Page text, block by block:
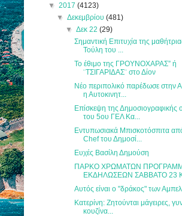
▼ 2017 (4123)
▼Δεκεμβρίου(481)
▼ Δεκ 22 (29)
Σημαντική Επιτυχία της
Τούλη του ...
Το έθιμο της ΓΡΟΥΝΟΧΑΡΑΣ” ή
¨ΤΣΙΓΑΡΙΔΑΣ¨ στο Δίον
Νέο περιπολικό παρέδωσε στην
η Αυτοκινητ...
Επίσκεψη της Δημοσιογραφικής
του 5ου ΓΕΛ Κα...
Εντυπωσιακά Μπισκοτόσπιτα
Chef του Δημοσί...
Ευχές Βασίλη Δημούση
ΠΑΡΚΟ ΧΡΩΜΑΤΩΝ
ΕΚΔΗΛΩΣΕΩΝ ΣΑΒΒΑΤΟ 23
Αυτός είναι ο "δράκος" των
Κατερίνη: Ζητούνται μάγειρες,
κουζίνα...